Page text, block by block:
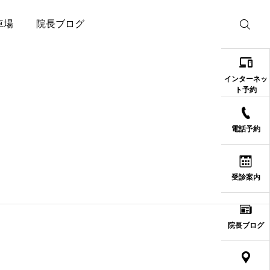
場 院長ブログ

インターネッ
ト予約
電話予約
受診案内
院長ブログ